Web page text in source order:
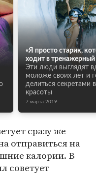
«Я просто старик,
ходит в тренажерный
Эти люди выглядят
моложе своих лет и
делиться секретами
красоты
7 марта 2019
сразу же
отправиться на
калории. В
советует